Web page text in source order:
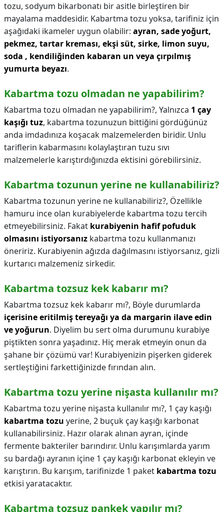
tozu, sodyum bikarbonatı bir asitle birleştiren bir
mayalama maddesidir. Kabartma tozu yoksa, tarifiniz için
aşağıdaki ikameler uygun olabilir: ayran, sade yoğurt,
pekmez, tartar kreması, ekşi süt, sirke, limon suyu,
soda , kendiliğinden kabaran un veya çırpılmış
yumurta beyazı.
Kabartma tozu olmadan ne yapabilirim?
Kabartma tozu olmadan ne yapabilirim?, Yalnızca 1 çay
kaşığı tuz, kabartma tozunuzun bittiğini gördüğünüz
anda imdadınıza koşacak malzemelerden biridir. Unlu
tariflerin kabarmasını kolaylaştıran tuzu sıvı
malzemelerle karıştırdığınızda ektisini görebilirsiniz.
Kabartma tozunun yerine ne kullanabiliriz?
Kabartma tozunun yerine ne kullanabiliriz?, Özellikle
hamuru ince olan kurabiyelerde kabartma tozu tercih
etmeyebilirsiniz. Fakat kurabiyenin hafif pofuduk
olmasını istiyorsanız kabartma tozu kullanmanızı
öneririz. Kurabiyenin ağızda dağılmasını istiyorsanız, gizli
kurtarıcı malzemeniz sirkedir.
Kabartma tozsuz kek kabarır mı?
Kabartma tozsuz kek kabarır mı?, Böyle durumlarda
içerisine eritilmiş tereyağı ya da margarin ilave edin
ve yoğurun. Diyelim bu sert olma durumunu kurabiye
piştikten sonra yaşadınız. Hiç merak etmeyin onun da
şahane bir çözümü var! Kurabiyenizin pişerken giderek
sertleştiğini farkettiğinizde fırından alın.
Kabartma tozu yerine nişasta kullanılır mı?
Kabartma tozu yerine nişasta kullanılır mı?, 1 çay kaşığı
kabartma tozu yerine, 2 buçuk çay kaşığı karbonat
kullanabilirsiniz. Hazır olarak alınan ayran, içinde
fermente bakteriler barındırır. Unlu karışımlarda yarım
su bardağı ayranın içine 1 çay kaşığı karbonat ekleyin ve
karıştırın. Bu karışım, tarifinizde 1 paket kabartma tozu
etkisi yaratacaktır.
Kabartma tozsuz pankek yapılır mı?